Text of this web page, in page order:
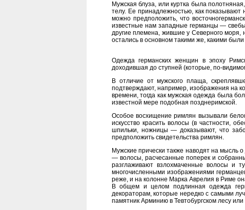
Мужская блуза, или куртка была
телу. Ее принадлежностью, как
можно предположить, что
известные нам западные германцы —
другие племена, жившие у Северного моря,
остались в основном такими же, какими
Одежда германских женщин в эпоху
доходившая до ступней (которые, по-
В отличие от мужского плаща,
подтверждают, например, изображения на
времени, тогда как мужская одежда была
известной мере подобная позднеримской.
Особое восхищение римлян вызывали
искусство красить волосы (в частности,
шпильки, ножницы — доказывают, что
предположить свидетельства римлян.
Мужские прически также наводят на мысль
— волосы, расчесанные поперек и
разглаживают взлохмаченные волосы и
многочисленными изображениями
реже, и на колонне Марка Аврелия в Риме
В общем и целом подлинная одежда
декораторам, которые нередко с самыми
памятник Арминию в Тевтобургском лесу